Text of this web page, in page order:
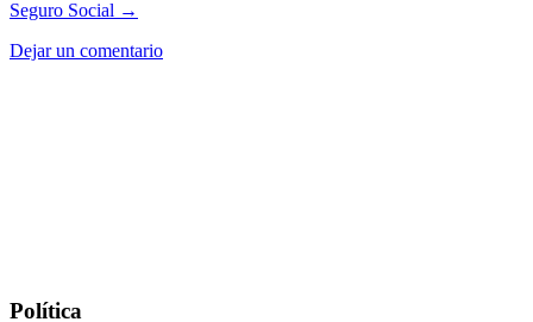
Seguro Social →
Dejar un comentario
Política